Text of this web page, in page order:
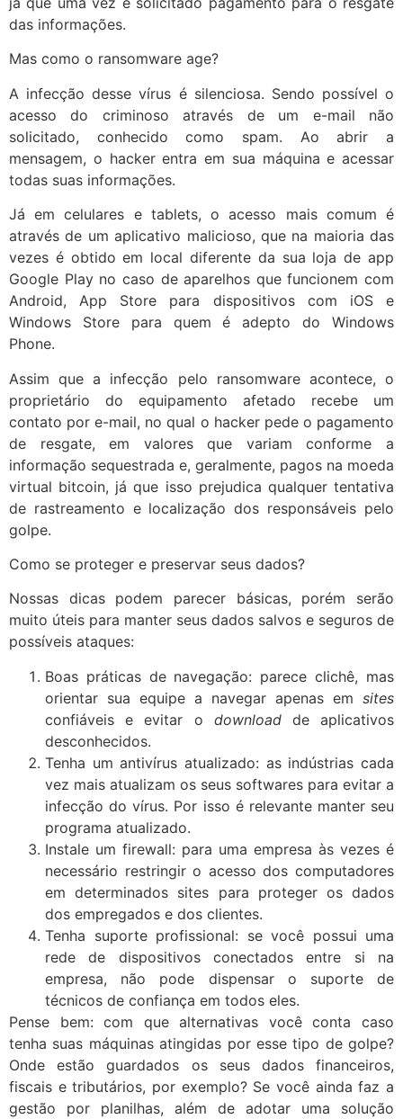
das informações.
Mas como o ransomware age?
A infecção desse vírus é silenciosa. Sendo possível o
acesso do criminoso através de um e-mail não
solicitado, conhecido como spam. Ao abrir a
mensagem, o hacker entra em sua máquina e acessar
todas suas informações.
Já em celulares e tablets, o acesso mais comum é
através de um aplicativo malicioso, que na maioria das
vezes é obtido em local diferente da sua loja de app
Google Play no caso de aparelhos que funcionem com
Android, App Store para dispositivos com iOS e
Windows Store para quem é adepto do Windows
Phone.
Assim que a infecção pelo ransomware acontece, o
proprietário do equipamento afetado recebe um
contato por e-mail, no qual o hacker pede o pagamento
de resgate, em valores que variam conforme a
informação sequestrada e, geralmente, pagos na moeda
virtual bitcoin, já que isso prejudica qualquer tentativa
de rastreamento e localização dos responsáveis pelo
golpe.
Como se proteger e preservar seus dados?
Nossas dicas podem parecer básicas, porém serão
muito úteis para manter seus dados salvos e seguros de
possíveis ataques:
Boas práticas de navegação: parece clichê, mas
orientar sua equipe a navegar apenas em sites
confiáveis e evitar o download de aplicativos
desconhecidos.
Tenha um antivírus atualizado: as indústrias cada
vez mais atualizam os seus softwares para evitar a
infecção do vírus. Por isso é relevante manter seu
programa atualizado.
Instale um firewall: para uma empresa às vezes é
necessário restringir o acesso dos computadores
em determinados sites para proteger os dados
dos empregados e dos clientes.
Tenha suporte profissional: se você possui uma
rede de dispositivos conectados entre si na
empresa, não pode dispensar o suporte de
técnicos de confiança em todos eles.
Pense bem: com que alternativas você conta caso
tenha suas máquinas atingidas por esse tipo de golpe?
Onde estão guardados os seus dados financeiros,
fiscais e tributários, por exemplo? Se você ainda faz a
gestão por planilhas, além de adotar uma solução